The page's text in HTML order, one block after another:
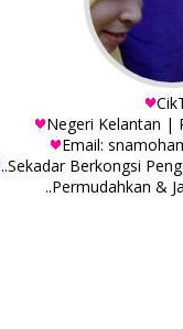
Negeri Kelantan |
Email:
..Sekadar Berkongsi
..Permudahkan &